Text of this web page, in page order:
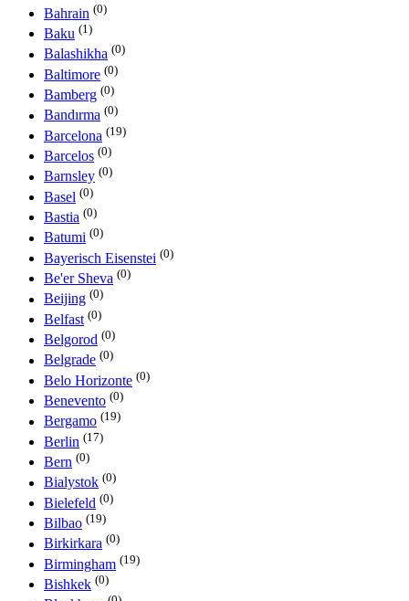
Bahrain (0)
Baku (1)
Balashikha (0)
Baltimore (0)
Bamberg (0)
Bandırma (0)
Barcelona (19)
Barcelos (0)
Barnsley (0)
Basel (0)
Bastia (0)
Batumi (0)
Bayerisch Eisenstei (0)
Be'er Sheva (0)
Beijing (0)
Belfast (0)
Belgorod (0)
Belgrade (0)
Belo Horizonte (0)
Benevento (0)
Bergamo (19)
Berlin (17)
Bern (0)
Bialystok (0)
Bielefeld (0)
Bilbao (19)
Birkirkara (0)
Birmingham (19)
Bishkek (0)